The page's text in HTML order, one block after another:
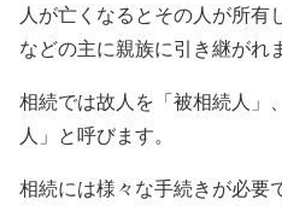
人が亡くなるとその人が所有
などの主に親族に引き継がれ
相続では故人を「被相続人」
人」と呼びます。
相続には様々な手続きが必要